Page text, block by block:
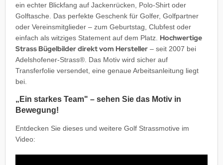
ein echter Blickfang auf Jackenrücken, Polo-Shirt oder
Golftasche. Das perfekte Geschenk für Golfer, Golfpartner
oder Vereinsmitglieder – zum Geburtstag, Clubfest oder
einfach als witziges Statement auf dem Platz. Hochwertige
Strass Bügelbilder direkt vom Hersteller – seit 2007 bei
Adelshofener-Strass®. Das Motiv wird sicher auf
Transferfolie versendet, eine genaue Arbeitsanleitung liegt
bei.
„Ein starkes Team" – sehen Sie das Motiv in
Bewegung!
Entdecken Sie dieses und weitere Golf Strassmotive im
Video: